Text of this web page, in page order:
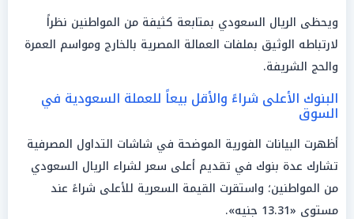
ويحظى الريال السعودي بمتابعة كثيفة من المواطنين نظراً
لارتباطه الوثيق بملفات العمالة المصرية بالخارج ومواسم العمرة
والحج الشريفة.
البنوك الأعلى شراءً والأقل بيعاً للعملة السعودية في
السوق
أظهرت البيانات الفورية الموضحة في شاشات التداول المصرفية
تشارك عدة بنوك في تقديم أعلى سعر لشراء الريال السعودي
من المواطنين؛ واستقرت القيمة السعرية للأعلى شراءً عند
مستوى «13.31 جنيه».